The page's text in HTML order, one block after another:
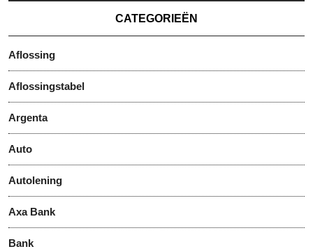
CATEGORIEËN
Aflossing
Aflossingstabel
Argenta
Auto
Autolening
Axa Bank
Bank